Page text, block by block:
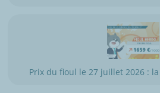
Prix du fioul le 27 juillet 2026 :